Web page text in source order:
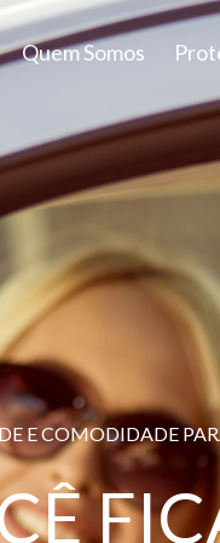
Quem Somos
E COMODIDADE